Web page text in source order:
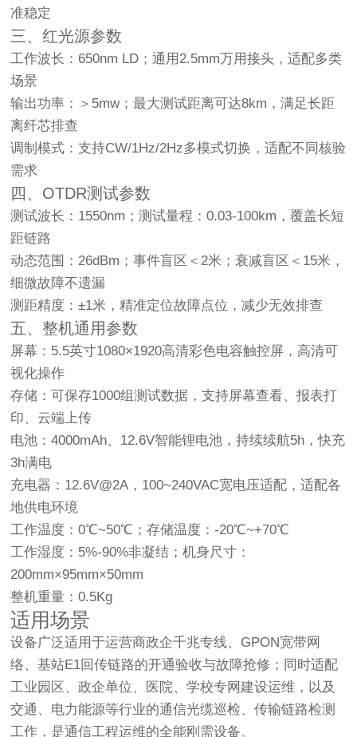
准稳定
三、红光源参数
工作波长：650nm LD；通用2.5mm万用接头，适配多类
场景
输出功率：＞5mw；最大测试距离可达8km，满足长距
离纤芯排查
调制模式：支持CW/1Hz/2Hz多模式切换，适配不同核验
需求
四、OTDR测试参数
测试波长：1550nm；测试量程：0.03-100km，覆盖长短
距链路
动态范围：26dBm；事件盲区＜2米；衰减盲区＜15米，
细微故障不遗漏
测距精度：±1米，精准定位故障点位，减少无效排查
五、整机通用参数
屏幕：5.5英寸1080×1920高清彩色电容触控屏，高清可
视化操作
存储：可保存1000组测试数据，支持屏幕查看、报表打
印、云端上传
电池：4000mAh、12.6V智能锂电池，持续续航5h，快充
3h满电
充电器：12.6V@2A，100~240VAC宽电压适配，适配各
地供电环境
工作温度：0℃~50℃；存储温度：-20℃~+70℃
工作湿度：5%-90%非凝结；机身尺寸：
200mm×95mm×50mm
整机重量：0.5Kg
适用场景
设备广泛适用于运营商政企千兆专线、GPON宽带网
络、基站E1回传链路的开通验收与故障抢修；同时适配
工业园区、政企单位、医院、学校专网建设运维，以及
交通、电力能源等行业的通信光缆巡检、传输链路检测
工作，是通信工程运维的全能刚需设备。